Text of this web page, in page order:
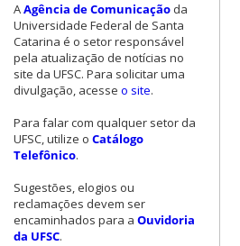
AAgência de Comunicaçãoda
Universidade Federal de Santa
Catarina é o setor responsável
pela atualização de notícias no
site da UFSC. Para solicitar uma
divulgação, acesse o site.
Para falar com qualquer setor da
UFSC, utilize o Catálogo
Telefônico.
Sugestões, elogios ou
reclamações devem ser
encaminhados para a Ouvidoria
da UFSC.